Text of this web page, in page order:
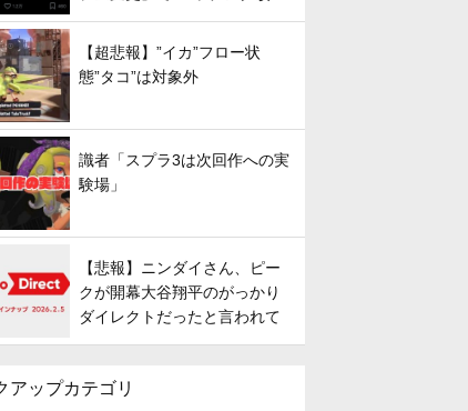
善”への期待が高まる
【超悲報】”イカ”フロー状
態”タコ”は対象外
識者「スプラ3は次回作への実
験場」
【悲報】ニンダイさん、ピー
クが開幕大谷翔平のがっかり
ダイレクトだったと言われて
しまう
アップカテゴリ